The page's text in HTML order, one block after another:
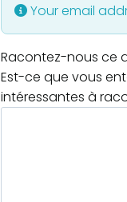
Your email
Racontez-nous ce
Est-ce que vous
intéressantes à